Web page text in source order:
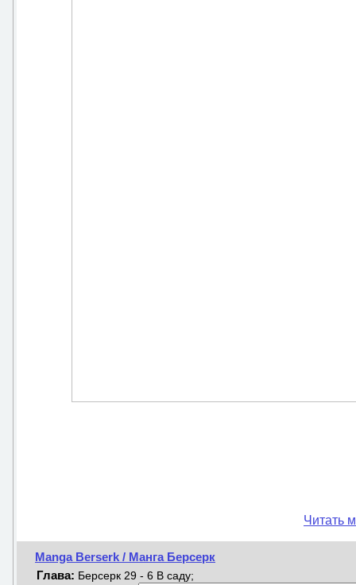
Читать
Manga Berserk / Манга Берсерк
Глава: Берсерк 29 - 6 В саду;